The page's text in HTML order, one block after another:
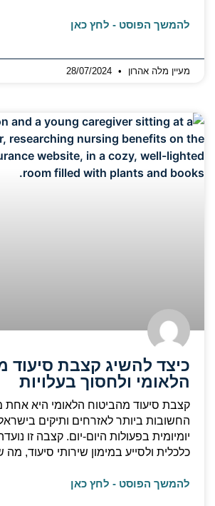
להמשך הפוסט - לחץ כאן
מעיין מלה אהרון
כיצד להשיג קצבת סיעוד
הלאומי ולחסוך בעלויות
קצבת סיעוד מהביטוח הלאומי היא אחת
החשובות ביותר לאזרחים ותיקים
יומיומית בפעולות היום-יום. קצבה זו
כלכלית ולסייע במימון שירותי סיעוד,
להמשך הפוסט - לחץ כאן